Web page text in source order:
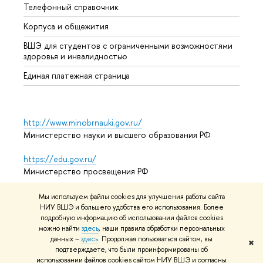
Мы используем файлы cookies для улучшения работы сайта
НИУ ВШЭ и большего удобства его использования. Более
подробную информацию об использовании файлов cookies
можно найти здесь, наши правила обработки персональных
данных –здесь. Продолжая пользоваться сайтом, вы
подтверждаете, что были проинформированы об
использовании файлов cookies сайтом НИУ ВШЭ и согласны
✖
Телефонный справочник
Корпуса и общежития
ВШЭ для студентов с ограниченными возможностями
здоровья и инвалидностью
Единая платежная страница
http://www.minobrnauki.gov.ru/
Министерство науки и высшего образования РФ
https://edu.gov.ru/
Министерство просвещения РФ
https://elearning.hse.ru/mooc
Массовые открытые онлайн-курсы
© НИУ ВШЭ 1993–2026 Условия использования материалов